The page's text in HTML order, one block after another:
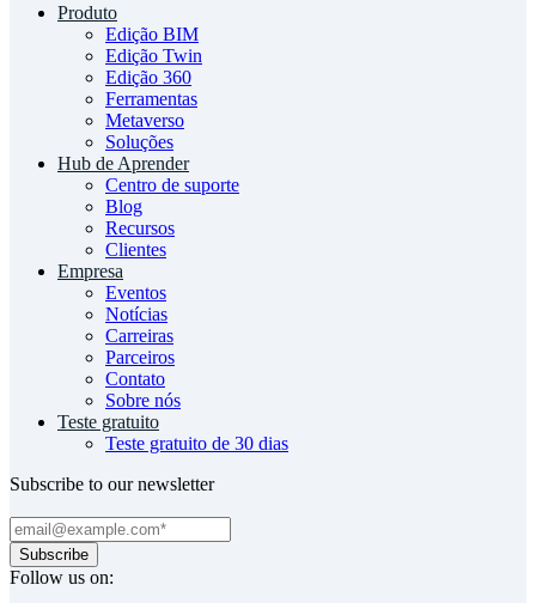
Produto
Edição BIM
Edição Twin
Edição 360
Ferramentas
Metaverso
Soluções
Hub de Aprender
Centro de suporte
Blog
Recursos
Clientes
Empresa
Eventos
Notícias
Carreiras
Parceiros
Contato
Sobre nós
Teste gratuito
Teste gratuito de 30 dias
Subscribe to our newsletter
Follow us on: